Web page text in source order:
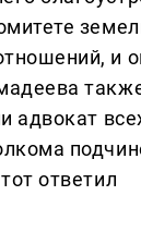
и
адвокат
ответил